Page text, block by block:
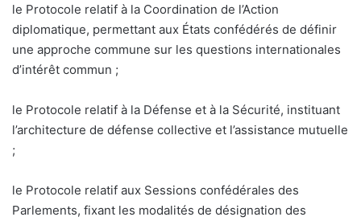
le Protocole relatif à la Coordination de l’Action
diplomatique, permettant aux États confédérés de définir
une approche commune sur les questions internationales
d’intérêt commun ;
le Protocole relatif à la Défense et à la Sécurité, instituant
l’architecture de défense collective et l’assistance mutuelle
;
le Protocole relatif aux Sessions confédérales des
Parlements, fixant les modalités de désignation des